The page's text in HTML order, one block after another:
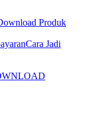
Produk
Cara Jadi